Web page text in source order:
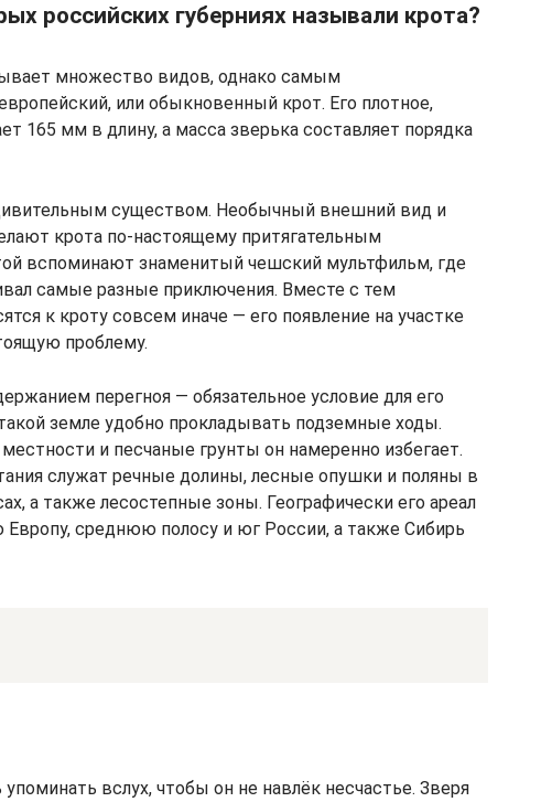
российских губерниях называли крота?
множество видов, однако самым
или обыкновенный крот. Его плотное,
165 мм в длину, а масса зверька составляет порядка
существом. Необычный внешний вид и
крота по-настоящему притягательным
вспоминают знаменитый чешский мультфильм, где
самые разные приключения. Вместе с тем
к кроту совсем иначе — его появление на участке
проблему.
перегноя — обязательное условие для его
земле удобно прокладывать подземные ходы.
и песчаные грунты он намеренно избегает.
служат речные долины, лесные опушки и поляны в
а также лесостепные зоны. Географически его ареал
среднюю полосу и юг России, а также Сибирь
вслух, чтобы он не навлёк несчастье. Зверя